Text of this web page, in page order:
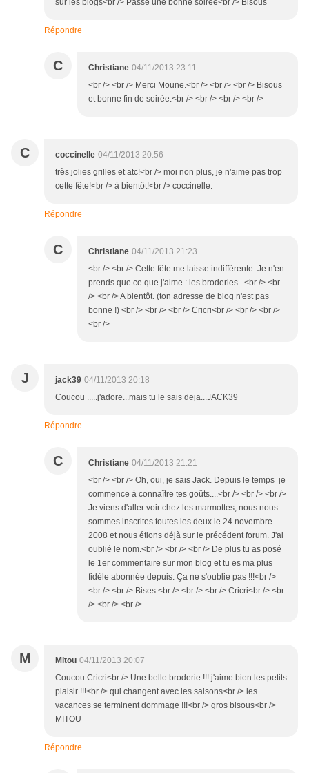
sur les blogs<br /> Passe une bonne soirée<br /> Bisous
Répondre
C Christiane 04/11/2013 23:11
<br /> <br /> Merci Moune.<br /> <br /> <br /> Bisous
et bonne fin de soirée.<br /> <br /> <br /> <br />
C coccinelle 04/11/2013 20:56
très jolies grilles et atc!<br /> moi non plus, je n'aime pas trop
cette fête!<br /> à bientôt!<br /> coccinelle.
Répondre
C Christiane 04/11/2013 21:23
<br /> <br /> Cette fête me laisse indifférente. Je n'en
prends que ce que j'aime : les broderies...<br /> <br
/> <br /> A bientôt. (ton adresse de blog n'est pas
bonne !) <br /> <br /> <br /> Cricri<br /> <br /> <br />
<br />
J jack39 04/11/2013 20:18
Coucou .....j'adore...mais tu le sais deja...JACK39
Répondre
C Christiane 04/11/2013 21:21
<br /> <br /> Oh, oui, je sais Jack. Depuis le temps je
commence à connaître tes goûts....<br /> <br /> <br />
Je viens d'aller voir chez les marmottes, nous nous
sommes inscrites toutes les deux le 24 novembre
2008 et nous étions déjà sur le précédent forum. J'ai
oublié le nom.<br /> <br /> <br /> De plus tu as posé
le 1er commentaire sur mon blog et tu es ma plus
fidèle abonnée depuis. Ça ne s'oublie pas !!!<br />
<br /> <br /> Bises.<br /> <br /> <br /> Cricri<br /> <br
/> <br /> <br />
M Mitou 04/11/2013 20:07
Coucou Cricri<br /> Une belle broderie !!! j'aime bien les petits
plaisir !!!<br /> qui changent avec les saisons<br /> les
vacances se terminent dommage !!!<br /> gros bisous<br />
MITOU
Répondre